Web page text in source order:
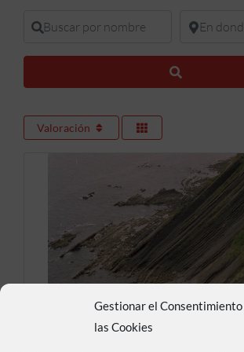
Gestionar el Consentimiento
las Cookies
Buscar por nombre En donde
Valoración
Flysch